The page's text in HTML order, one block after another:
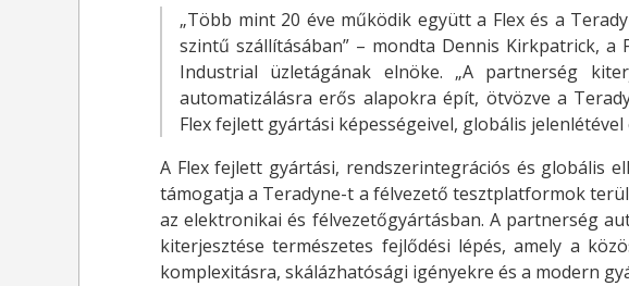
„Több mint 20 éve működik együtt a Flex és a
szintű szállításában” – mondta Dennis Kirkpatrick, a
Industrial üzletágának elnöke. „A partnerség
automatizálásra erős alapokra épít, ötvözve a
Flex fejlett gyártási képességeivel, globális
A Flex fejlett gyártási, rendszerintegrációs és globális
támogatja a Teradyne-t a félvezető tesztplatformok
az elektronikai és félvezetőgyártásban. A partnerség
kiterjesztése természetes fejlődési lépés, amely a
komplexitásra, skálázhatósági igényekre és a modern